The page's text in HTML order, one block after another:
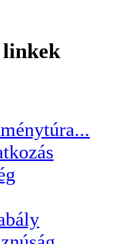
linkek